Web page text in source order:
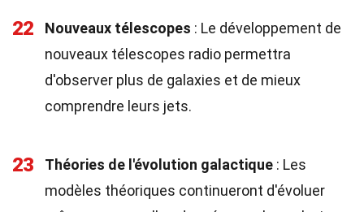
22 Nouveaux télescopes : Le développement de
nouveaux télescopes radio permettra
d'observer plus de galaxies et de mieux
comprendre leurs jets.
23 Théories de l'évolution galactique : Les
modèles théoriques continueront d'évoluer